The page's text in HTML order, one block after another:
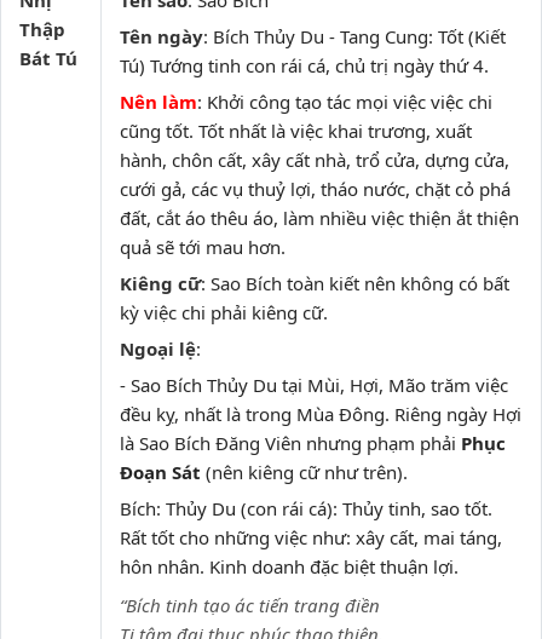
Thập
Bát Tú
Tên ngày: Bích Thủy Du - Tang Cung: Tốt (Kiết
Tú) Tướng tinh con rái cá, chủ trị ngày thứ 4.
Nên làm: Khởi công tạo tác mọi việc việc chi
cũng tốt. Tốt nhất là việc khai trương, xuất
hành, chôn cất, xây cất nhà, trổ cửa, dựng cửa,
cưới gả, các vụ thuỷ lợi, tháo nước, chặt cỏ phá
đất, cắt áo thêu áo, làm nhiều việc thiện ắt thiện
quả sẽ tới mau hơn.
Kiêng cữ: Sao Bích toàn kiết nên không có bất
kỳ việc chi phải kiêng cữ.
Ngoại lệ:
- Sao Bích Thủy Du tại Mùi, Hợi, Mão trăm việc
đều kỵ, nhất là trong Mùa Đông. Riêng ngày Hợi
là Sao Bích Đăng Viên nhưng phạm phải Phục
Đoạn Sát (nên kiêng cữ như trên).
Bích: Thủy Du (con rái cá): Thủy tinh, sao tốt.
Rất tốt cho những việc như: xây cất, mai táng,
hôn nhân. Kinh doanh đặc biệt thuận lợi.
“Bích tinh tạo ác tiến trang điền
Ti tâm đại thục phúc thao thiên,